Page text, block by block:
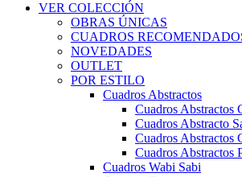
VER COLECCIÓN
OBRAS ÚNICAS
CUADROS
NOVEDADES
OUTLET
POR ESTILO
Cuadros Abstractos
Cuadros Abstractos
Cuadros Abstracto
Cuadros Abstractos
Cuadros Abstractos
Cuadros Wabi Sabi